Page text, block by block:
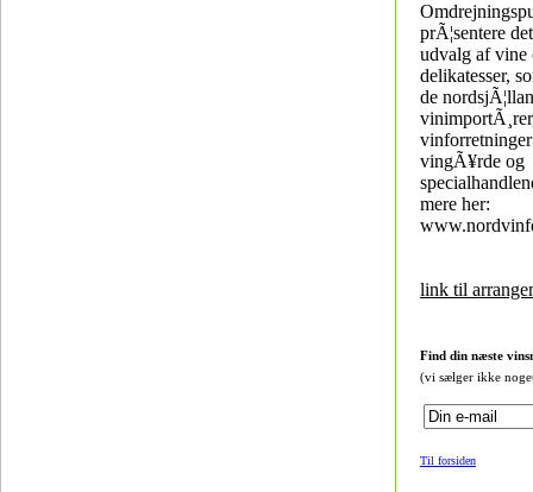
prÃ¦sentere
udvalg af vine
delikatesser,
de
vingÃ¥rde og
mere her:
link til
Find din næste
(vi sælger ikke
Til forsiden